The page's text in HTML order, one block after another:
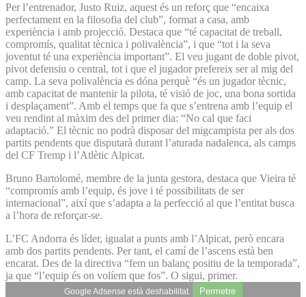
Per l’entrenador, Justo Ruiz, aquest és un reforç que “encaixa
perfectament en la filosofia del club”, format a casa, amb
experiència i amb projecció. Destaca que “té capacitat de treball,
compromís, qualitat tècnica i polivalència”, i que “tot i la seva
joventut té una experiència important”. El veu jugant de doble pivot,
pivot defensiu o central, tot i que el jugador prefereix ser al mig del
camp. La seva polivalència es dóna perquè “és un jugador tècnic,
amb capacitat de mantenir la pilota, té visió de joc, una bona sortida
i desplaçament”. Amb el temps que fa que s’entrena amb l’equip el
veu rendint al màxim des del primer dia: “No cal que faci
adaptació.” El tècnic no podrà disposar del migcampista per als dos
partits pendents que disputarà durant l’aturada nadalenca, als camps
del CF Tremp i l’Atlètic Alpicat.
Bruno Bartolomé, membre de la junta gestora, destaca que Vieira té
“compromís amb l’equip, és jove i té possibilitats de ser
internacional”, així que s’adapta a la perfecció al que l’entitat busca
a l’hora de reforçar-se.
L’FC Andorra és líder, igualat a punts amb l’Alpicat, però encara
amb dos partits pendents. Per tant, el camí de l’ascens està ben
encarat. Des de la directiva “fem un balanç positiu de la temporada”,
ja que “l’equip és on volíem que fos”. O sigui, primer.
Google Adsense està deshabilitat. Permetre